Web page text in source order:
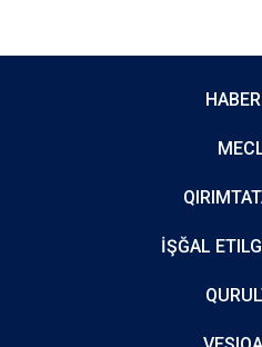
İŞĞAL